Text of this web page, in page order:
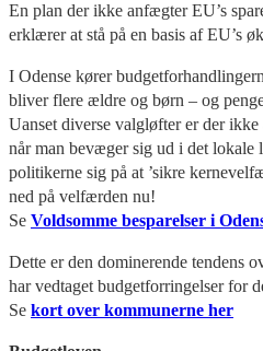
En plan der ikke anfægter EU’s
erklærer at stå på en basis af EU’s
I Odense kører
bliver flere ældre og børn – og
Uanset diverse valgløfter er der
når man bevæger sig ud i det lokale
politikerne sig på at ’sikre
ned på velfærden nu!
Se Voldsomme besparelser i
Dette er den dominerende tendens
har vedtaget budgetforringelser for
Se kort over kommunerne her